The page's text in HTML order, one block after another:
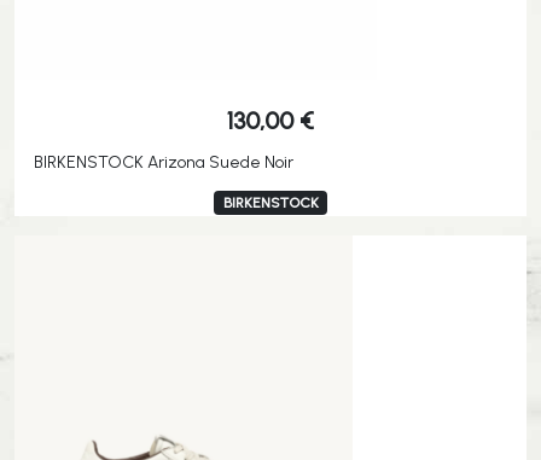
130,00 €
BIRKENSTOCK Arizona Suede Noir
BIRKENSTOCK